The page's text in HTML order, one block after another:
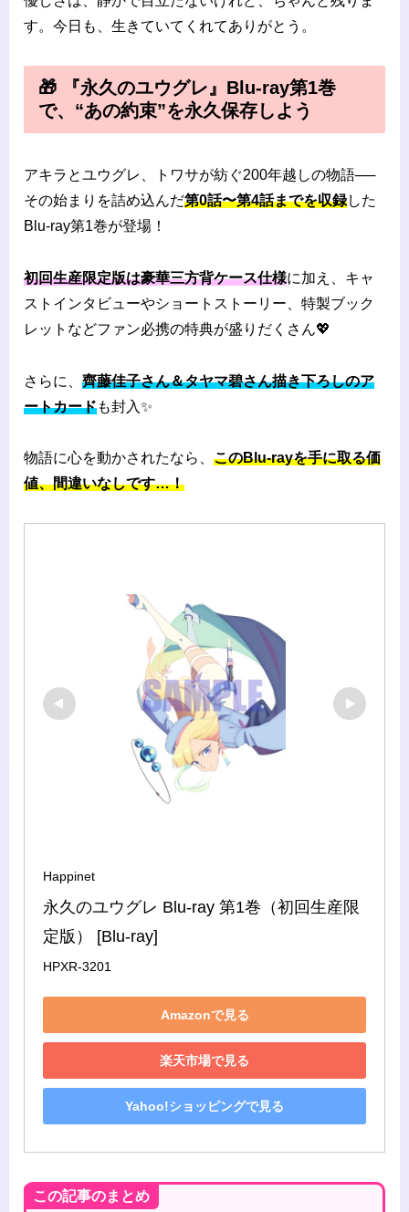
す。今日も、生きていてくれてありがとう。
🎁 『永久のユウグレ』Blu-ray第1巻
で、“あの約束”を永久保存しよう
アキラとユウグレ、トワサが紡ぐ200年越しの物語──
その始まりを詰め込んだ第0話〜第4話までを収録した
Blu-ray第1巻が登場！
初回生産限定版は豪華三方背ケース仕様に加え、キャ
ストインタビューやショートストーリー、特製ブック
レットなどファン必携の特典が盛りだくさん💖
さらに、 齊藤佳子さん＆タヤマ碧さん描き下ろしのア
ートカードも封入✨
物語に心を動かされたなら、 このBlu-rayを手に取る価
値、間違いなしです…！
Happinet
永久のユウグレ Blu-ray 第1巻（初回生産限
定版） [Blu-ray]
HPXR-3201
Amazonで見る
楽天市場で見る
Yahoo!ショッピングで見る
この記事のまとめ